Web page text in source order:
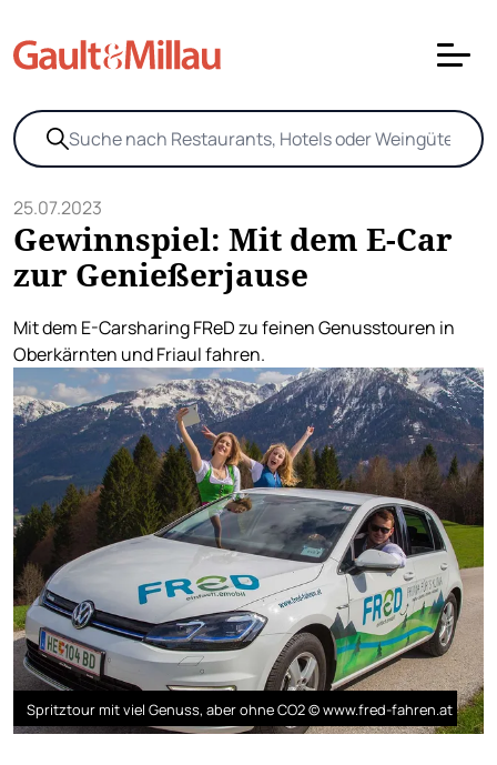
25.07.2023
Gewinnspiel: Mit dem E-Car
zur Genießerjause
Mit dem E-Carsharing FReD zu feinen Genusstouren in
Oberkärnten und Friaul fahren.
Spritztour mit viel Genuss, aber ohne CO2 © www.fred-fahren.at